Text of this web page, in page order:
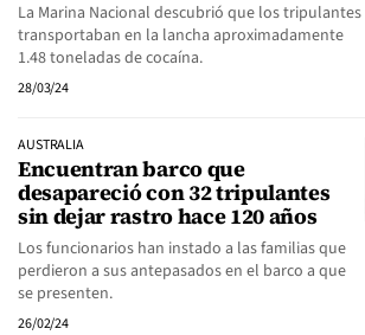
La Marina Nacional descubrió que los tripulantes
transportaban en la lancha aproximadamente
1.48 toneladas de cocaína.
28/03/24
AUSTRALIA
Encuentran barco que
desapareció con 32 tripulantes
sin dejar rastro hace 120 años
Los funcionarios han instado a las familias que
perdieron a sus antepasados ​​en el barco a que
se presenten.
26/02/24